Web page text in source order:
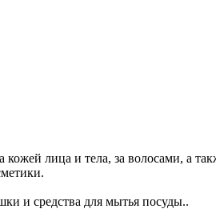
лица и тела, за волосами, а
и средства для мытья посуды..